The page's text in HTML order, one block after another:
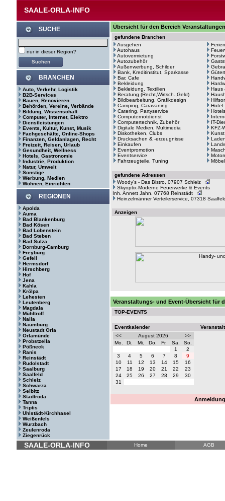
SAALE-ORLA-INFO
SUCHE
nur in dieser Region?
BRANCHEN
Auto, Verkehr, Logistik
B2B-Services
Bauen, Renovieren
Behörden, Vereine, Verbände
Bildung, Wissenschaft
Computer, Internet, Elektro
Dienstleistungen
Events, Kultur, Kunst, Musik
Fachgeschäfte, Online-Shops
Finanzen, Geldanlagen, Recht
Freizeit, Reisen, Urlaub
Gesundheit, Wellness
Hotels, Gastronomie
Industrie, Produktion
Natur, Umwelt
Sonstige
Werbung, Medien
Wohnen, Einrichten
REGIONEN
Apolda
Auma
Bad Blankenburg
Bad Kösen
Bad Lobenstein
Bad Steben
Bad Sulza
Dornburg-Camburg
Freyburg
Gefell
Hermsdorf
Hirschberg
Hof
Jena
Kahla
Krölpa
Lehesten
Leutenberg
Magdala
Mühltroff
Naila
Naumburg
Neustadt Orla
Orlamünde
Probstzella
Pößneck
Ranis
Reinstädt
Rudolstadt
Saalburg
Saalfeld
Schleiz
Schwarza
Selbitz
Stadtroda
Tanna
Triptis
Uhlstädt-Kirchhasel
Weißenfels
Wurzbach
Zeulenroda
Ziegenrück
Übersicht für den Bereich
gefundene Branchen
Ausgehen
Autohaus
Autovermietung
Autozubehör
Außenwerbung, Schilder
Bank, Kreditinstitut, Sparkasse
Bar, Cafe
Bekleidung
Bekleidung, Textilien
Beratung (Recht,Wirtsch.,Geld)
Bildbearbeitung, Grafikdesign
Camping, Caravaning
Catering, Partyservice
Computernotdienst
Computertechnik, Zubehör
Digitale Medien, Multimedia
Diskotheken, Clubs
Drucksachen & -erzeugnisse
Einkaufen
Eventpromotion
Eventservice
Fahrzeugteile, Tuning
Haus
IT-
KFZ-
Kunst
gefundene Adressen
Woody's - Das Bistro, 07907 Schleiz
Skyoptix-Moderne Feuerwerke & Events
Inh. Annett Jahn, 07768 Reinstädt
Heinzelmänner Verteilerservice, 07318
Anzeigen
Veranstaltungs- und Event-Übersicht für
TOP-EVENTS
Eventkalender
<<
August 2026
>>
Mo.
Di. Mi. Do. Fr. Sa.
So.
1
2
3
4 5 6 7 8
9
10
11 12 13 14 15
16
17
18 19 20 21 22
23
24
25 26 27 28 29
30
31
SAALE-ORLA-INFO Home AGB